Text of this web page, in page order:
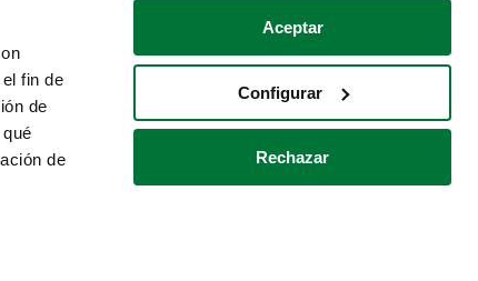
fin de
de
de
Aceptar
Configurar
Rechazar